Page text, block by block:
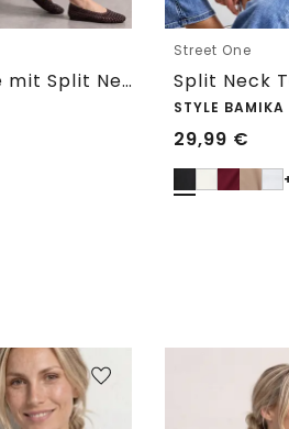
Raglanbluse mit Split Neck und Print
Street One
Split Neck
STYLE BAMIKA
29,99 €